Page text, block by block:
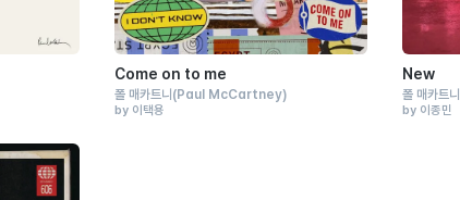
Come on to me
폴 매카트니 (Paul McCartney)
by 이택용
New
폴 매카트니
by 이종민